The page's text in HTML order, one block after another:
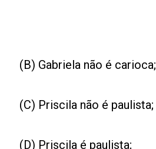
(B) Gabriela não é carioca;
(C) Priscila não é paulista;
(D) Priscila é paulista;